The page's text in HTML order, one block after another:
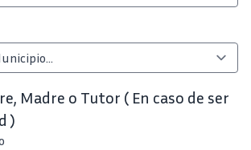
Madre o Tutor ( En caso de ser
)